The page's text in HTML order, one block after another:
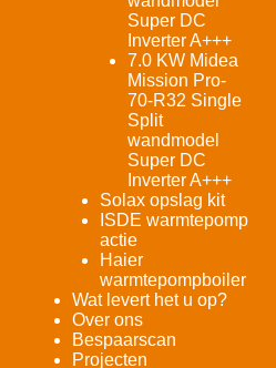
Super DC
Inverter A+++
7.0 KW Midea
Mission Pro-
70-R32 Single
Split
wandmodel
Super DC
Inverter A+++
Solax opslag kit
ISDE warmtepomp
actie
Haier
warmtepompboiler
Wat levert het u op?
Over ons
Bespaarscan
Projecten